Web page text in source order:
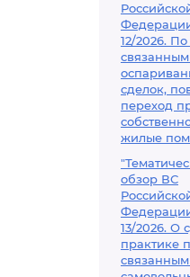
12/2026.
сделок,
переход
жилые
обзор ВС
13/2026. О
практике